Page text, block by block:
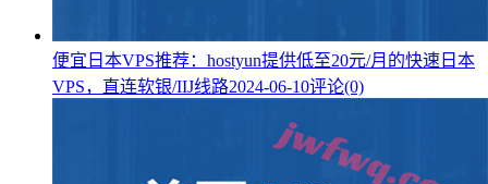
便宜日本VPS推荐：hostyun提供低至20元/月的快速日本
VPS，直连软银/IIJ线路2024-06-10评论(0)